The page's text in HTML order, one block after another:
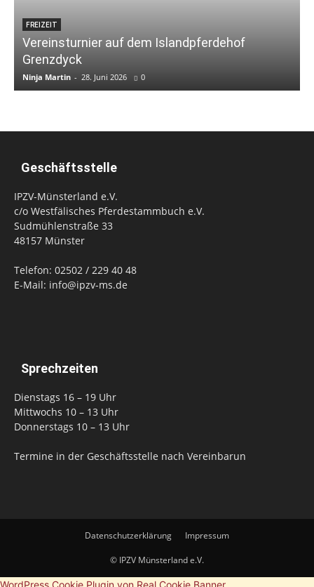
FREIZEIT
Vereinsturnier auf dem Islandpferdehof
Grenzdyck
Ninja Martin - 28. Juni 2026 0
Geschäftsstelle
IPZV-Münsterland e.V.
c/o Westfälisches Pferdestammbuch e.V.
Sudmühlenstraße 33
48157 Münster
Telefon: 02502 / 229 40 48
E-Mail: info@ipzv-ms.de
Sprechzeiten
Dienstags 16 – 19 Uhr
Mittwochs 10 – 13 Uhr
Donnerstags 10 – 13 Uhr
Termine in der Geschäftsstelle nach Vereinbarun
Datenschutzerklärung Impressum
© IPZV Münsterland e.V.
WordPress Cookie Plugin von Real Cookie Banner